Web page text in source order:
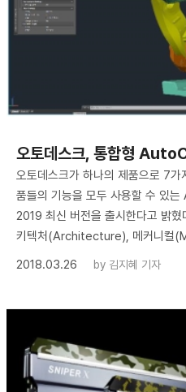
오토데스크, 통합형
오토데스크가 하나의 제품으로 7가
품들의 기능을 모두 사용할 수 있
2019 최신 버전을 출시한다고 밝
키텍처(Architecture), 메커니컬
2018.03.26
by 김지혜 기자